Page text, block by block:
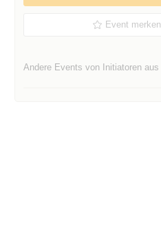
Event merken
Andere Events von Initiatoren aus